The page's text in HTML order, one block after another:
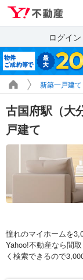
ログイン
新築一戸建て
古国府駅（大
戸建て
憧れのマイホームを
Yahoo!不動産なら間
く検索できるので